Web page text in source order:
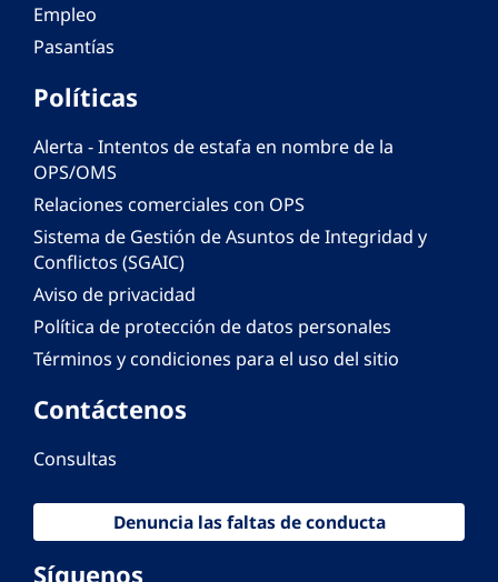
Empleo
Pasantías
Políticas
Alerta - Intentos de estafa en nombre de la
OPS/OMS
Relaciones comerciales con OPS
Sistema de Gestión de Asuntos de Integridad y
Conflictos (SGAIC)
Aviso de privacidad
Política de protección de datos personales
Términos y condiciones para el uso del sitio
Contáctenos
Consultas
Denuncia las faltas de conducta
Síguenos